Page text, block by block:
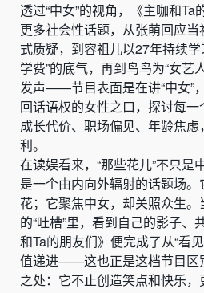
透过“中女”的视角，《主咖和
更多社会性话题，从张萌回应当
式质疑，到容祖儿以27年持续
学费”的底气，再到鸟鸟为“女艺
发声——节目表面是在讲“中女”
回话语权的女性之口，探讨每
成长代价、职场偏见、年龄焦虑
利。
在读娱看来，“那些花儿”不只是
是一个由内向外辐射的话题场
花；它聚焦中女，却关照众生
的“吐槽”里，看到自己的影子、
和Ta的朋友们》便完成了从“看
值递进——这也正是这档节目区
之处：它不止创造笑点和快乐